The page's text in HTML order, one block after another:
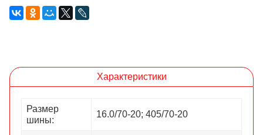
Характеристики
Размер
шины:
16.0/70-20; 405/70-20